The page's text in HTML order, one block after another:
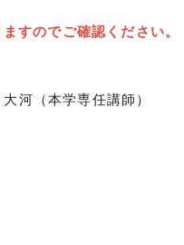
すのでご確認ください。
（本学専任講師）